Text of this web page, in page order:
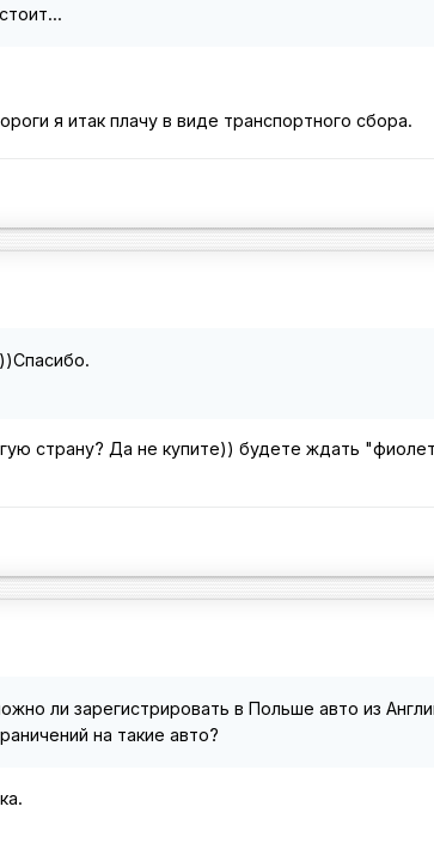
я итак плачу в виде транспортного сбора.
страну? Да не купите)) будете ждать
ли зарегистрировать в Польше авто из
на такие авто?